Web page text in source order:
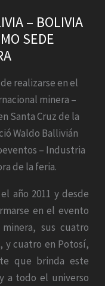
– BOLIVIA
SEDE
realizarse en el
minera –
Santa Cruz de la
Waldo Ballivián
– Industria
de la feria.
año 2011 y desde
en el evento
sus cuatro
y cuatro en Potosí,
que brinda este
a todo el universo